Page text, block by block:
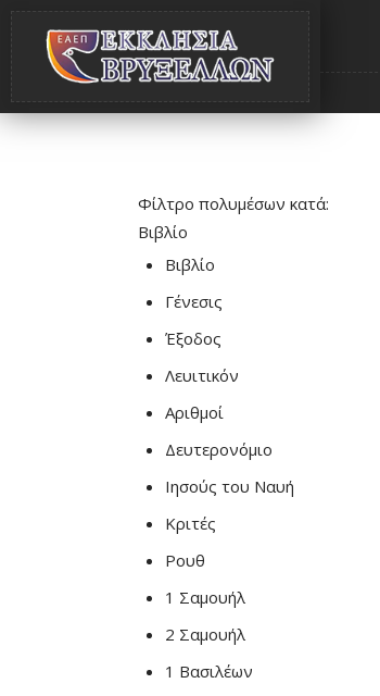
Φίλτρο πολυμέσων κατά:
Βιβλίο
Βιβλίο
Γένεσις
Έξοδος
Λευιτικόν
Αριθμοί
Δευτερονόμιο
Ιησούς του Ναυή
Κριτές
Ρουθ
1 Σαμουήλ
2 Σαμουήλ
1 Βασιλέων